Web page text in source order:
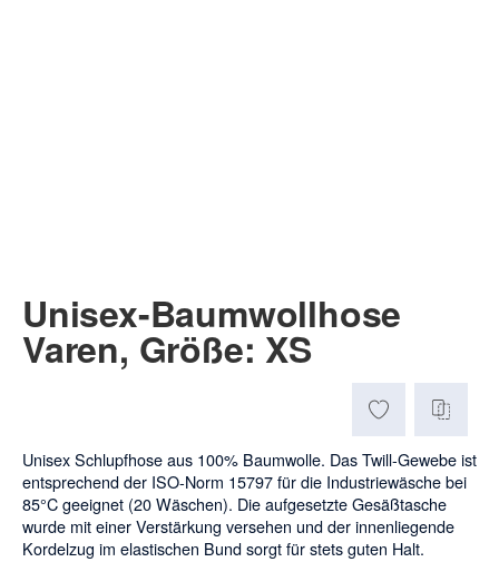
Unisex-Baumwollhose
Varen, Größe: XS
Unisex Schlupfhose aus 100% Baumwolle. Das Twill-Gewebe ist
entsprechend der ISO-Norm 15797 für die Industriewäsche bei
85°C geeignet (20 Wäschen). Die aufgesetzte Gesäßtasche
wurde mit einer Verstärkung versehen und der innenliegende
Kordelzug im elastischen Bund sorgt für stets guten Halt.